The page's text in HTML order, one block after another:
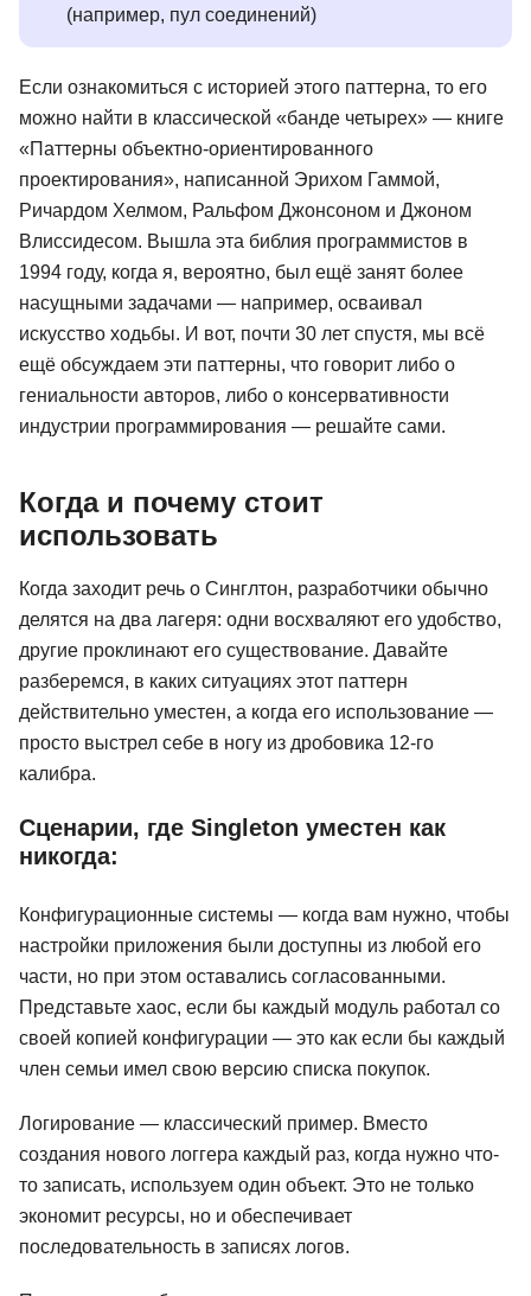
(например, пул соединений)
Если ознакомиться с историей этого паттерна, то его
можно найти в классической «банде четырех» — книге
«Паттерны объектно-ориентированного
проектирования», написанной Эрихом Гаммой,
Ричардом Хелмом, Ральфом Джонсоном и Джоном
Влиссидесом. Вышла эта библия программистов в
1994 году, когда я, вероятно, был ещё занят более
насущными задачами — например, осваивал
искусство ходьбы. И вот, почти 30 лет спустя, мы всё
ещё обсуждаем эти паттерны, что говорит либо о
гениальности авторов, либо о консервативности
индустрии программирования — решайте сами.
Когда и почему стоит
использовать
Когда заходит речь о Синглтон, разработчики обычно
делятся на два лагеря: одни восхваляют его удобство,
другие проклинают его существование. Давайте
разберемся, в каких ситуациях этот паттерн
действительно уместен, а когда его использование —
просто выстрел себе в ногу из дробовика 12-го
калибра.
Сценарии, где Singleton уместен как
никогда:
Конфигурационные системы — когда вам нужно, чтобы
настройки приложения были доступны из любой его
части, но при этом оставались согласованными.
Представьте хаос, если бы каждый модуль работал со
своей копией конфигурации — это как если бы каждый
член семьи имел свою версию списка покупок.
Логирование — классический пример. Вместо
создания нового логгера каждый раз, когда нужно что-
то записать, используем один объект. Это не только
экономит ресурсы, но и обеспечивает
последовательность в записях логов.